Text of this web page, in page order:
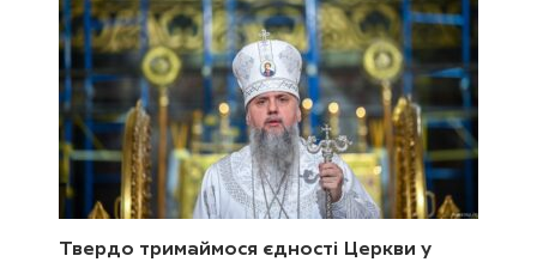
Твердо тримаймося єдності Церкви у